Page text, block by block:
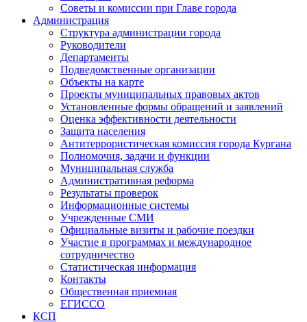
Советы и комиссии при Главе города
Администрация
Структура администрации города
Руководители
Департаменты
Подведомственные организации
Объекты на карте
Проекты муниципальных правовых актов
Установленные формы обращений и заявлений
Оценка эффективности деятельности
Защита населения
Антитеррористическая комиссия города Кургана
Полномочия, задачи и функции
Муниципальная служба
Административная реформа
Результаты проверок
Информационные системы
Учрежденные СМИ
Официальные визиты и рабочие поездки
Участие в программах и международное
сотрудничество
Статистическая информация
Контакты
Общественная приемная
ЕГИССО
КСП